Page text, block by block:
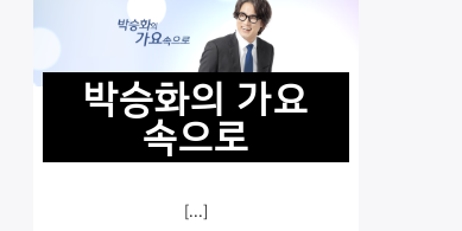
박승화의 가요
속으로
[...]